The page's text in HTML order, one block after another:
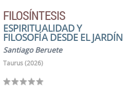
FILOSÍNTESIS
ESPIRITUALIDAD Y
FILOSOFÍA DESDE EL JARDÍN
Santiago Beruete
Taurus (2026)